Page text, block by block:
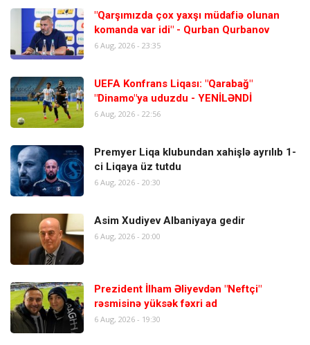
"Qarşımızda çox yaxşı müdafiə olunan
komanda var idi" - Qurban Qurbanov
6 Aug, 2026 - 23:35
UEFA Konfrans Liqası: "Qarabağ"
"Dinamo"ya uduzdu - YENİLƏNDİ
6 Aug, 2026 - 22:56
Premyer Liqa klubundan xahişlə ayrılıb 1-
ci Liqaya üz tutdu
6 Aug, 2026 - 20:30
Asim Xudiyev Albaniyaya gedir
6 Aug, 2026 - 20:00
Prezident İlham Əliyevdən "Neftçi"
rəsmisinə yüksək fəxri ad
6 Aug, 2026 - 19:30